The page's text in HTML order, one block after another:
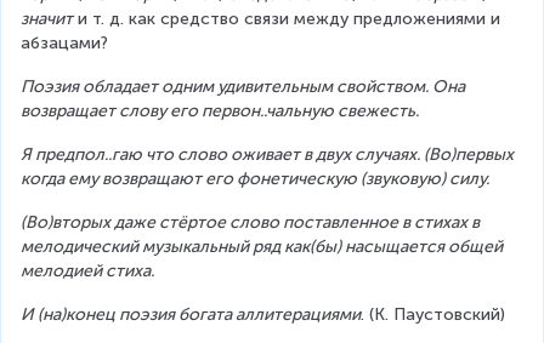
значит и т. д. как средство связи между предложениями и
абзацами?
Поэзия обладает одним удивительным свойством. Она
возвращает слову его первон..чальную свежесть.
Я предпол..гаю что слово оживает в двух случаях. (Во)первых
когда ему возвращают его фонетическую (звуковую) силу.
(Во)вторых даже стёртое слово поставленное в стихах в
мелодический музыкальный ряд как(бы) насыщается общей
мелодией стиха.
И (на)конец поэзия богата аллитерациями. (К. Паустовский)